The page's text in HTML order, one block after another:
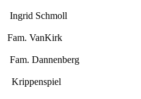
Schmoll
VanKirk
Dannenberg